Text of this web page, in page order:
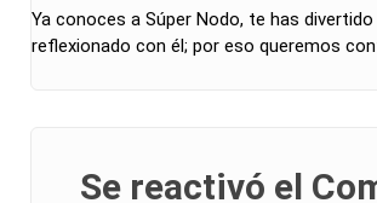
Ya conoces a Súper Nodo, te has divertido
reflexionado con él; por eso queremos
Se reactivó el